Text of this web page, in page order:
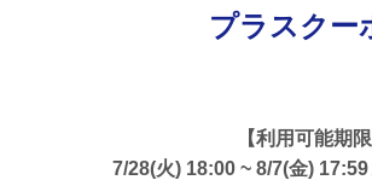
プラスクー
【利用可能期限
7/28(火) 18:00 ~ 8/7(金)